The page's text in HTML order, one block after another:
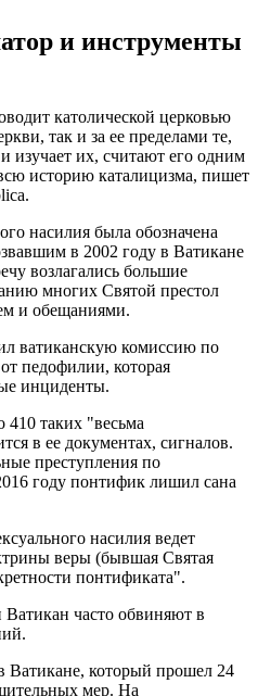
и инструменты
католической церковью
так и за ее пределами те,
изучает их, считают его одним
историю каталицизма, пишет
насилия была обозначена
в 2002 году в Ватикане
возлагались большие
многих Святой престол
и обещаниями.
ватиканскую комиссию по
педофилии, которая
инциденты.
410 таких "весьма
в ее документах, сигналов.
преступления по
году понтифик лишил сана
насилия ведет
веры (бывшая Святая
понтификата".
Ватикан часто обвиняют в
Ватикане, который прошел 24
мер. На